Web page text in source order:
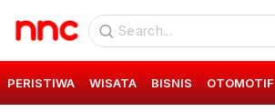
PERISTIWA WISATA BISNIS OTOMOTIF